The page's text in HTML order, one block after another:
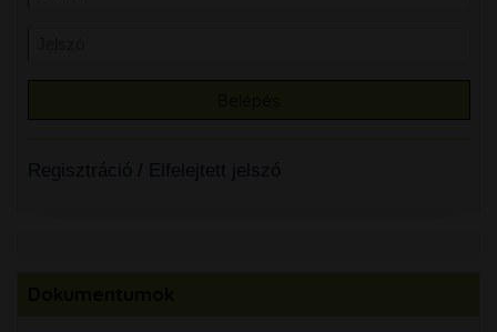
Regisztráció / Elfelejtett jelszó